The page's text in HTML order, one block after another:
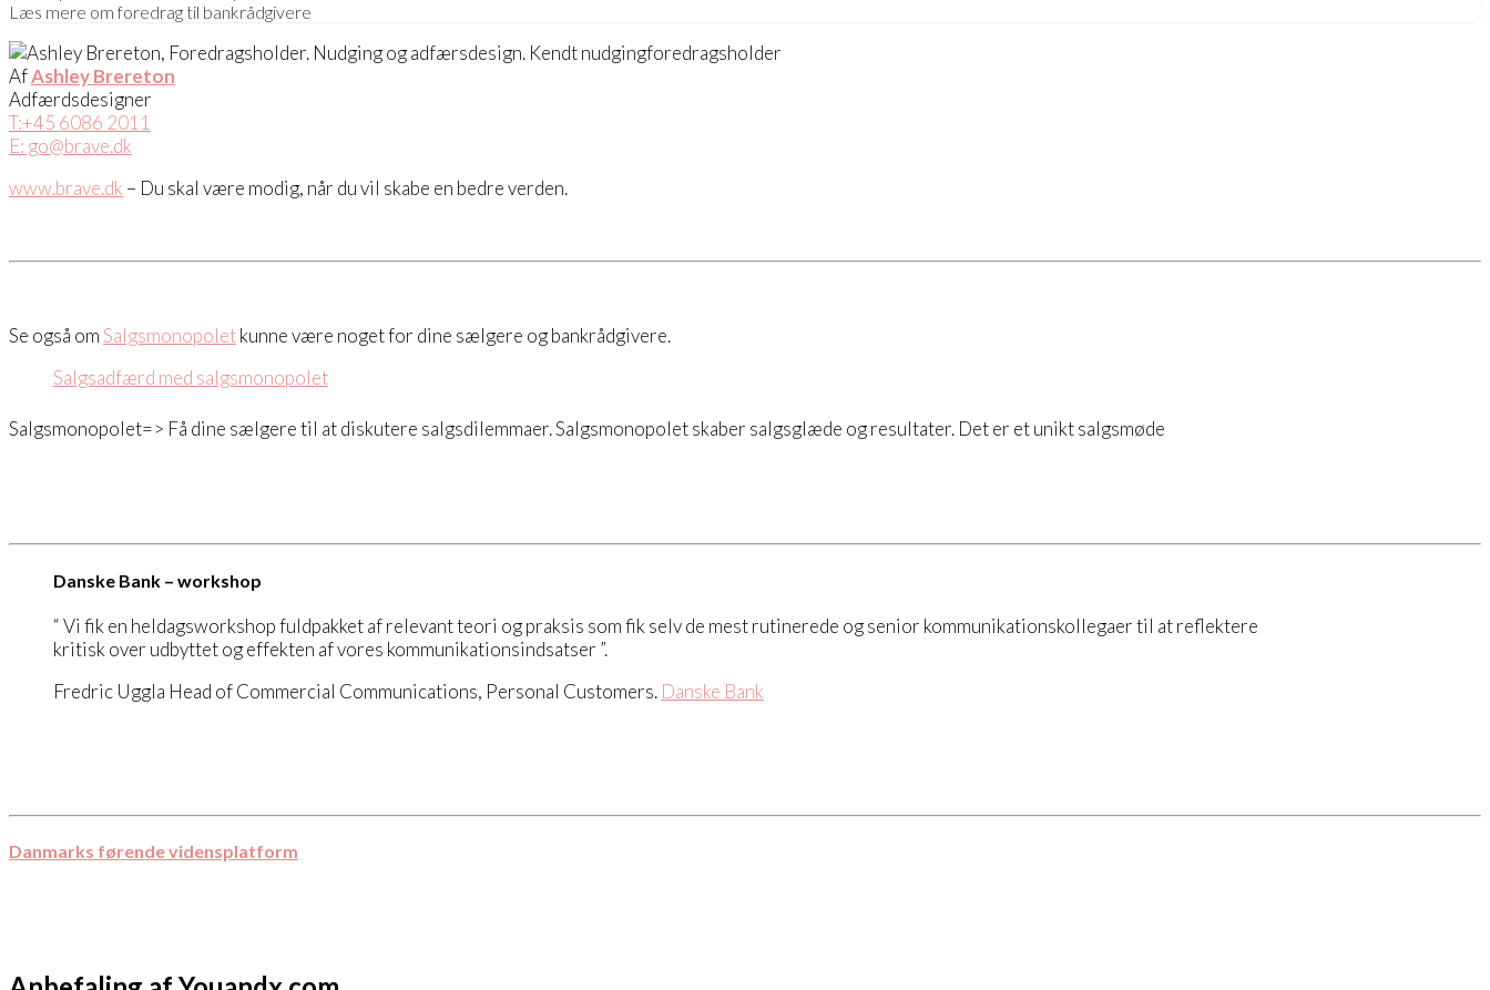
Læs mere om foredrag til bankrådgivere
AfAshley Brereton
Adfærdsdesigner
T:+45 6086 2011
E: go@brave.dk
www.brave.dk– Du skal være modig, når du vil skabe en bedre verden.
Se også omSalgsmonopoletkunne være noget for dine sælgere og bankrådgivere.
Salgsadfærd med salgsmonopolet
Salgsmonopolet=> Få dine sælgere til at diskutere salgsdilemmaer. Salgsmonopolet skaber salgsglæde og resultater. Det er et unikt salgsmøde
Danske Bank – workshop
“ Vi fik en heldagsworkshop fuldpakket af relevant teori og praksis som fik selv de mest rutinerede og senior kommunikationskollegaer til at reflektere
kritisk over udbyttet og effekten af vores kommunikationsindsatser ”.
Fredric Uggla Head of Commercial Communications, Personal Customers. Danske Bank
Danmarks førende vidensplatform